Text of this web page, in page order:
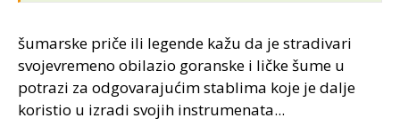
šumarske priče ili legende kažu da je stradivari
svojevremeno obilazio goranske i ličke šume u
potrazi za odgovarajućim stablima koje je dalje
koristio u izradi svojih instrumenata...